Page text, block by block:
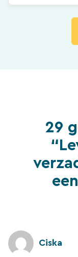
foto’s
29
Ciska